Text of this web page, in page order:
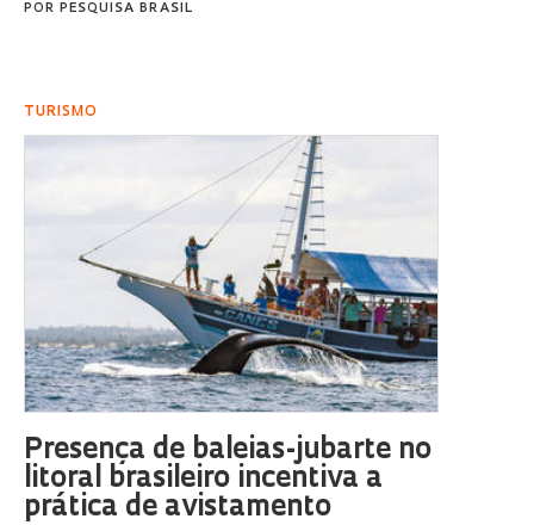
POR PESQUISA BRASIL
TURISMO
Presença de baleias-jubarte no
litoral brasileiro incentiva a
prática de avistamento